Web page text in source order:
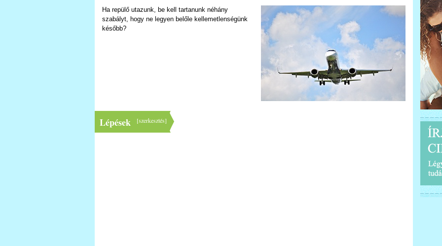
Ha repülő utazunk, be kell tartanunk néhány
szabályt, hogy ne legyen belőle kellemetlenségünk
később?
[szerkesztés]
Lépések